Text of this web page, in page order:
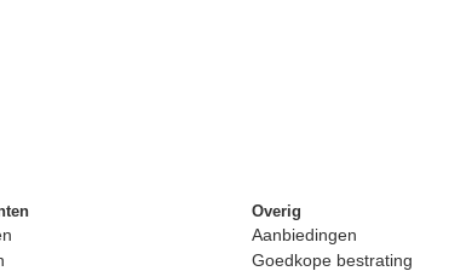
Overig
Aanbiedingen
Goedkope bestrating